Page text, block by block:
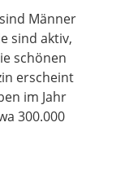
Männer
sind aktiv,
schönen
erscheint
im Jahr
300.000